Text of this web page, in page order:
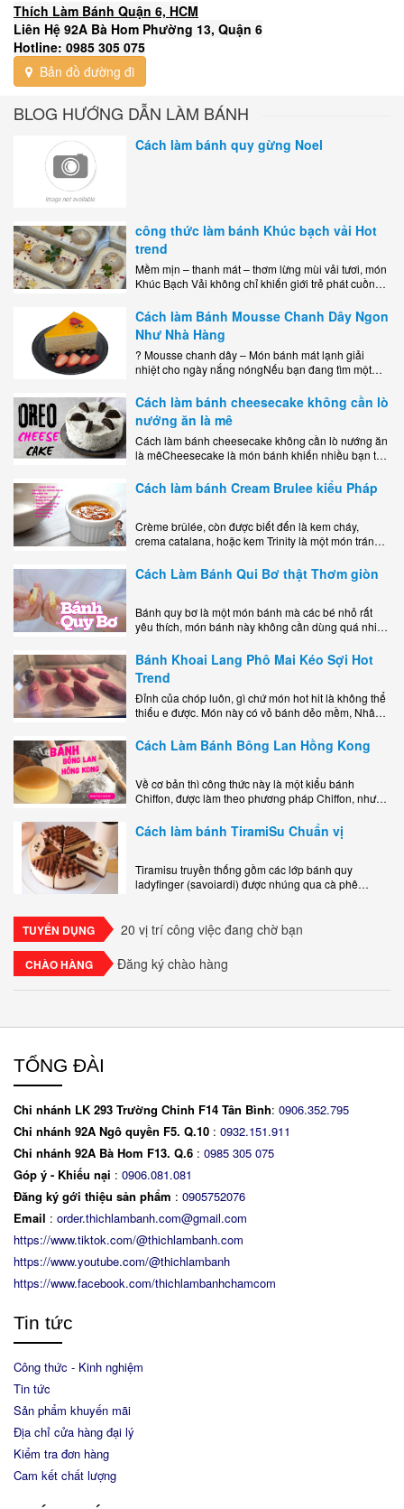
Thích Làm Bánh Quận 6, HCM
Liên Hệ 92A Bà Hom Phường 13, Quận 6
Hotline: 0985 305 075
Bản đồ đường đi
BLOG HƯỚNG DẪN LÀM BÁNH
Cách làm bánh quy gừng Noel
công thức làm bánh Khúc bạch vải Hot
trend
Mềm mịn – thanh mát – thơm lừng mùi vải tươi, món
Khúc Bạch Vải không chỉ khiến giới trẻ phát cuồng
Cách làm Bánh Mousse Chanh Dây Ngon
Như Nhà Hàng
? Mousse chanh dây – Món bánh mát lạnh giải
nhiệt cho ngày nắng nóngNếu bạn đang tìm một
dễ..
Cách làm bánh cheesecake không cần lò
nướng ăn là mê
Cách làm bánh cheesecake không cần lò nướng ăn
là mêCheesecake là món bánh khiến nhiều bạn trẻ
kem..
Cách làm bánh Cream Brulee kiểu Pháp
Crème brûlée, còn được biết đến là kem cháy,
crema catalana, hoặc kem Trinity là một món tráng
lớp..
Cách Làm Bánh Qui Bơ thật Thơm giòn
Bánh quy bơ là một món bánh mà các bé nhỏ rất
yêu thích, món bánh này không cần dùng quá nhiều
Bánh Khoai Lang Phô Mai Kéo Sợi Hot
Trend
Đỉnh của chóp luôn, gì chứ món hot hit là không thể
thiếu e được. Món này có vỏ bánh dẻo mềm, Nhân
Cách Làm Bánh Bông Lan Hồng Kong
Về cơ bản thì công thức này là một kiểu bánh
Chiffon, được làm theo phương pháp Chiffon, nhưng
ngon, làm..
Cách làm bánh TiramiSu Chuẩn vị
Tiramisu truyền thống gồm các lớp bánh quy
ladyfinger (savoiardi) được nhúng qua cà phê
TUYỂN DỤNG 20 vị trí công việc đang chờ bạn
CHÀO HÀNG Đăng ký chào hàng
TỔNG ĐÀI
Chi nhánh LK 293 Trường Chinh F14 Tân Bình: 0906.352.795
Chi nhánh 92A Ngô quyền F5. Q.10 : 0932.151.911
Chi nhánh 92A Bà Hom F13. Q.6 : 0985 305 075
Góp ý - Khiếu nại : 0906.081.081
Đăng ký gới thiệu sản phẩm : 0905752076
Email : order.thichlambanh.com@gmail.com
https://www.tiktok.com/@thichlambanh.com
https://www.youtube.com/@thichlambanh
https://www.facebook.com/thichlambanhchamcom
Tin tức
Công thức - Kinh nghiệm
Tin tức
Sản phẩm khuyến mãi
Địa chỉ cửa hàng đại lý
Kiểm tra đơn hàng
Cam kết chất lượng